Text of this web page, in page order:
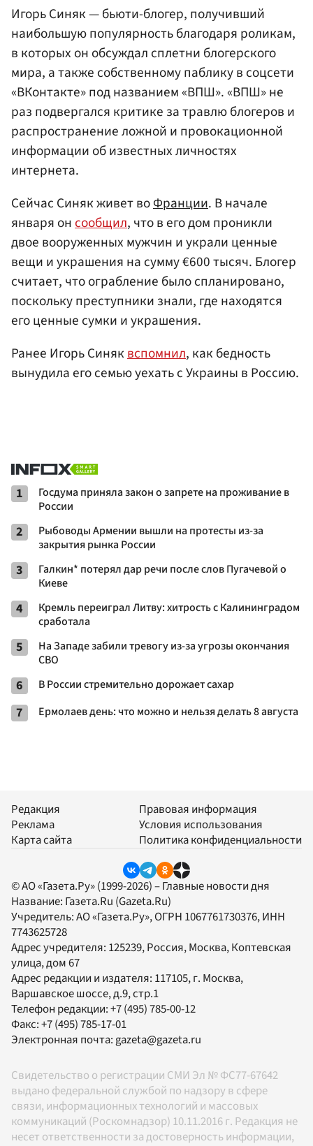
Игорь Синяк — бьюти-блогер, получивший
наибольшую популярность благодаря роликам,
в которых он обсуждал сплетни блогерского
мира, а также собственному паблику в соцсети
«ВКонтакте» под названием «ВПШ». «ВПШ» не
раз подвергался критике за травлю блогеров и
распространение ложной и провокационной
информации об известных личностях
интернета.
Сейчас Синяк живет воФранции. В начале
января онсообщил, что в его дом проникли
двое вооруженных мужчин и украли ценные
вещи и украшения на сумму €600 тысяч. Блогер
считает, что ограбление было спланировано,
поскольку преступники знали, где находятся
его ценные сумки и украшения.
Ранее Игорь Синяквспомнил, как бедность
вынудила его семью уехать с Украины в Россию.
1
Госдума приняла закон о запрете на проживание в
России
2
Рыбоводы Армении вышли на протесты из-за
закрытия рынка России
3
Галкин* потерял дар речи после слов Пугачевой о
Киеве
4
Кремль переиграл Литву: хитрость с Калининградом
сработала
5
На Западе забили тревогу из-за угрозы окончания
СВО
6 В России стремительно дорожает сахар
7 Ермолаев день: что можно и нельзя делать 8 августа
Редакция
Реклама
Карта сайта
Правовая информация
Условия использования
Политика конфиденциальности
© АО «Газета.Ру» (1999-2026) – Главные новости дня
Название: Газета.Ru (Gazeta.Ru)
Учредитель:АО «Газета.Ру», ОГРН 1067761730376, ИНН
7743625728
Адрес учредителя: 125239, Россия, Москва, Коптевская
улица, дом 67
Адрес редакции и издателя: 117105, г. Москва,
Варшавское шоссе, д.9, стр.1
Телефон редакции:+7 (495) 785-00-12
Факс:+7 (495) 785-17-01
Электронная почта: gazeta@gazeta.ru
Свидетельство о регистрации СМИ Эл № ФС77-67642
выдано федеральной службой по надзору в сфере
связи, информационных технологий и массовых
коммуникаций (Роскомнадзор) 10.11.2016 г. Редакция не
несет ответственности за достоверность информации,